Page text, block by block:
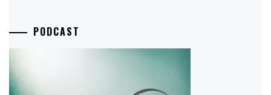
PODCAST